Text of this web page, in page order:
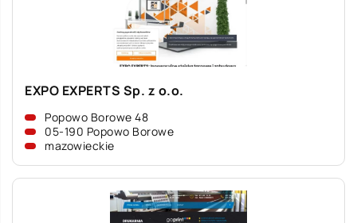
EXPO EXPERTS Sp. z o.o.
Popowo Borowe 48
05-190 Popowo Borowe
mazowieckie